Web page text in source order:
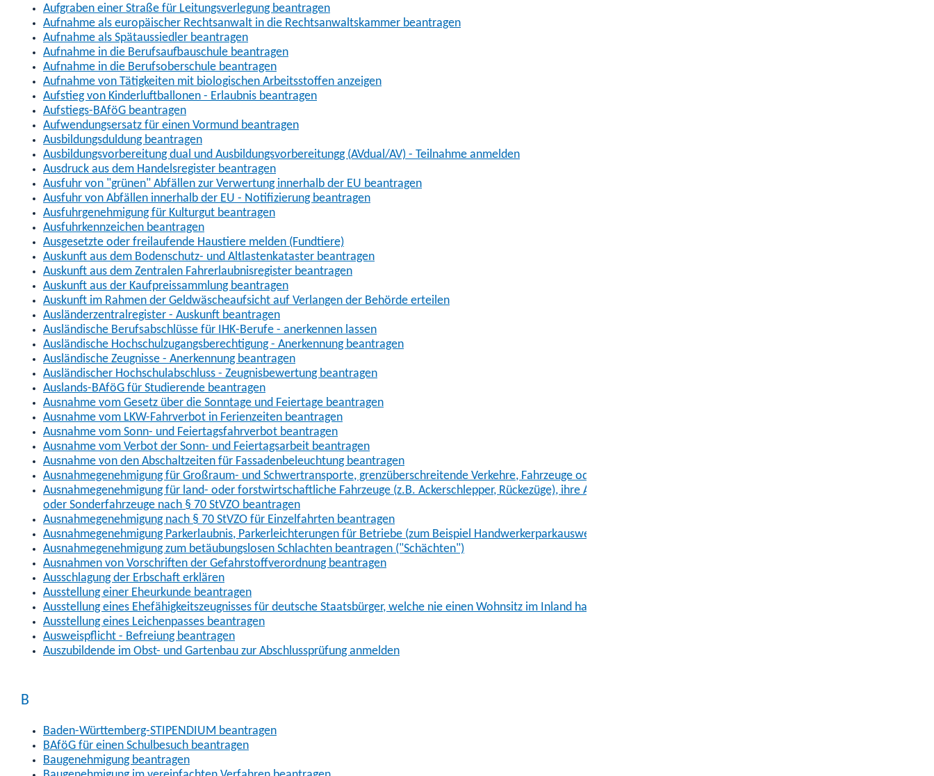
Aufgraben einer Straße für Leitungsverlegung beantragen
Aufnahme als europäischer Rechtsanwalt in die Rechtsanwaltskammer beantragen
Aufnahme als Spätaussiedler beantragen
Aufnahme in die Berufsaufbauschule beantragen
Aufnahme in die Berufsoberschule beantragen
Aufnahme von Tätigkeiten mit biologischen Arbeitsstoffen anzeigen
Aufstieg von Kinderluftballonen - Erlaubnis beantragen
Aufstiegs-BAföG beantragen
Aufwendungsersatz für einen Vormund beantragen
Ausbildungsduldung beantragen
Ausbildungsvorbereitung dual und Ausbildungsvorbereitungg (AVdual/AV) - Teilnahme anmelden
Ausdruck aus dem Handelsregister beantragen
Ausfuhr von "grünen" Abfällen zur Verwertung innerhalb der EU beantragen
Ausfuhr von Abfällen innerhalb der EU - Notifizierung beantragen
Ausfuhrgenehmigung für Kulturgut beantragen
Ausfuhrkennzeichen beantragen
Ausgesetzte oder freilaufende Haustiere melden (Fundtiere)
Auskunft aus dem Bodenschutz- und Altlastenkataster beantragen
Auskunft aus dem Zentralen Fahrerlaubnisregister beantragen
Auskunft aus der Kaufpreissammlung beantragen
Auskunft im Rahmen der Geldwäscheaufsicht auf Verlangen der Behörde erteilen
Ausländerzentralregister - Auskunft beantragen
Ausländische Berufsabschlüsse für IHK-Berufe - anerkennen lassen
Ausländische Hochschulzugangsberechtigung - Anerkennung beantragen
Ausländische Zeugnisse - Anerkennung beantragen
Ausländischer Hochschulabschluss - Zeugnisbewertung beantragen
Auslands-BAföG für Studierende beantragen
Ausnahme vom Gesetz über die Sonntage und Feiertage beantragen
Ausnahme vom LKW-Fahrverbot in Ferienzeiten beantragen
Ausnahme vom Sonn- und Feiertagsfahrverbot beantragen
Ausnahme vom Verbot der Sonn- und Feiertagsarbeit beantragen
Ausnahme von den Abschaltzeiten für Fassadenbeleuchtung beantragen
Ausnahmegenehmigung für Großraum- und Schwertransporte, grenzüberschreitende Verkehre, Fahrzeuge oder Fahrzeugkombinationen nach § 70 StVZO beantragen
Ausnahmegenehmigung für land- oder forstwirtschaftliche Fahrzeuge (z.B. Ackerschlepper, Rückezüge), ihre Anhänger, Arbeitsmaschinen (z.B. Gabelstapler, Mähdrescher)
oder Sonderfahrzeuge nach § 70 StVZO beantragen
Ausnahmegenehmigung nach § 70 StVZO für Einzelfahrten beantragen
Ausnahmegenehmigung Parkerlaubnis, Parkerleichterungen für Betriebe (zum Beispiel Handwerkerparkausweis)
Ausnahmegenehmigung zum betäubungslosen Schlachten beantragen ("Schächten")
Ausnahmen von Vorschriften der Gefahrstoffverordnung beantragen
Ausschlagung der Erbschaft erklären
Ausstellung einer Eheurkunde beantragen
Ausstellung eines Ehefähigkeitszeugnisses für deutsche Staatsbürger, welche nie einen Wohnsitz im Inland hatten
Ausstellung eines Leichenpasses beantragen
Ausweispflicht - Befreiung beantragen
Auszubildende im Obst- und Gartenbau zur Abschlussprüfung anmelden
B
Baden-Württemberg-STIPENDIUM beantragen
BAföG für einen Schulbesuch beantragen
Baugenehmigung beantragen